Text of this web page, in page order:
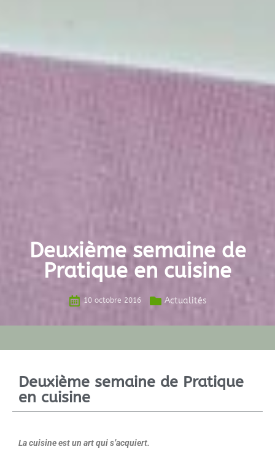
Deuxième semaine de
Pratique en cuisine
10 octobre 2016 Actualités
Deuxième semaine de Pratique
en cuisine
La cuisine est un art qui s’acquiert.